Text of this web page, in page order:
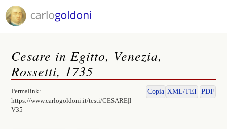
Cesare in Egitto, Venezia,
Rossetti, 1735
Permalink:
https://www.carlogoldoni.it/testi/CESARE|I-
V35
Copia XML/TEI PDF